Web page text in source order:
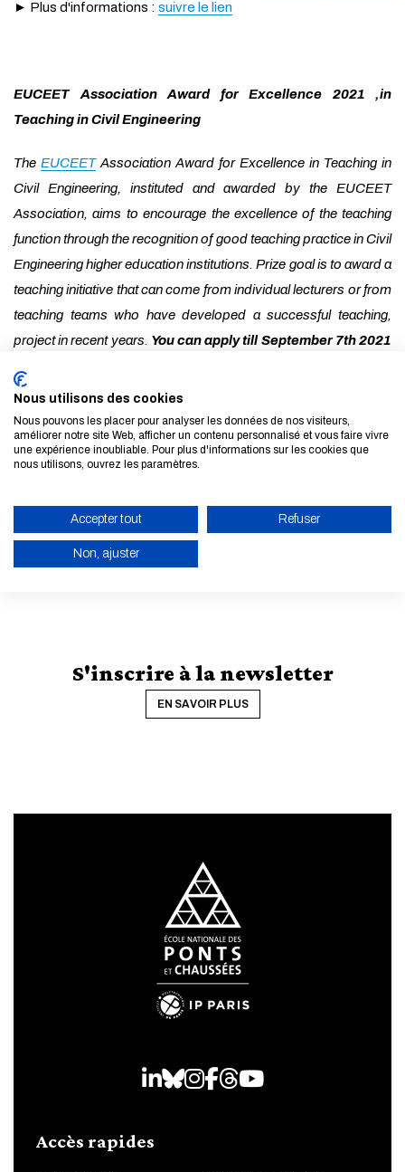
► Plus d'informations : suivre le lien
EUCEET Association Award for Excellence 2021 ,in
Teaching in Civil Engineering
The EUCEETAssociation Award for Excellence in Teaching in
Civil Engineering, instituted and awarded by the EUCEET
Association, aims to encourage the excellence of the teaching
function through the recognition of good teaching practice in Civil
Engineering higher education institutions. Prize goal is to award a
teaching initiative that can come from individual lecturers or from
teaching teams who have developed a successful teaching,
project in recent years. You can apply till September 7th 2021
contacterthibaut.skrzypek@enpc.fr%C2%A0ou
► More informations:click here
TOUTES LES ACTUALITÉS ET LES ÉVÈNEMENTS
S'inscrire à la newsletter
EN SAVOIR PLUS
LinkedIn
Bluesky
Instagram
Facebook
Threads
Youtube
Accès rapides
Nous utilisons des cookies
Nous pouvons les placer pour analyser les données de nos visiteurs,
améliorer notre site Web, afficher un contenu personnalisé et vous faire vivre
une expérience inoubliable. Pour plus d'informations sur les cookies que
nous utilisons, ouvrez les paramètres.
Accepter tout Refuser
Non, ajuster